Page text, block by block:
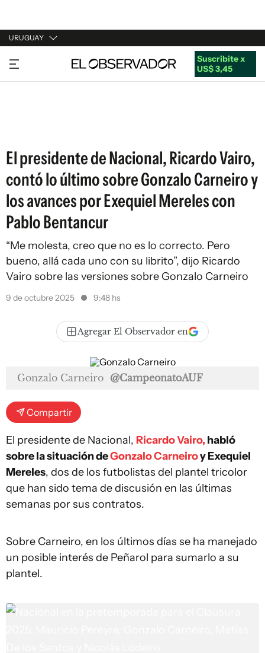
URUGUAY
URUGUAY
ARGENTINA
Suscribite x
US$ 3,45
El presidente de Nacional, Ricardo Vairo,
contó lo último sobre Gonzalo Carneiro y
los avances por Exequiel Mereles con
Pablo Bentancur
“Me molesta, creo que no es lo correcto. Pero
bueno, allá cada uno con su librito”, dijo Ricardo
Vairo sobre las versiones sobre Gonzalo Carneiro
9 de octubre 2025 9:48 hs
Agregar El Observador en
Gonzalo Carneiro @CampeonatoAUF
Compartir
El presidente de Nacional, Ricardo Vairo, habló
sobre la situación deGonzalo Carneiroy Exequiel
Mereles, dos de los futbolistas del plantel tricolor
que han sido tema de discusión en las últimas
semanas por sus contratos.
Sobre Carneiro, en los últimos días se ha manejado
un posible interés de Peñarol para sumarlo a su
plantel.